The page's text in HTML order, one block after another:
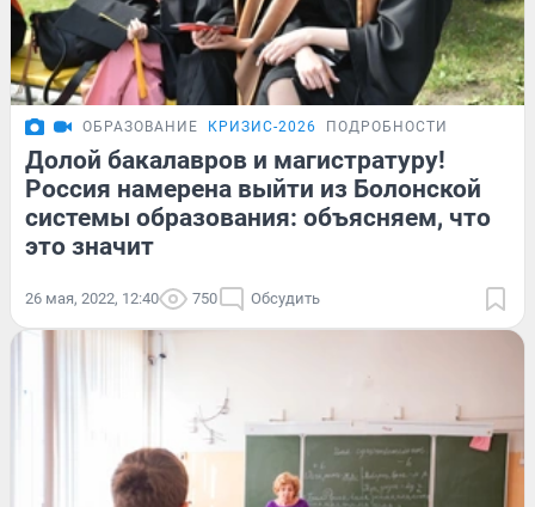
ОБРАЗОВАНИЕ КРИЗИС-2026 ПОДРОБНОСТИ
Долой бакалавров и магистратуру!
Россия намерена выйти из Болонской
системы образования: объясняем, что
это значит
26 мая, 2022, 12:40 750 Обсудить